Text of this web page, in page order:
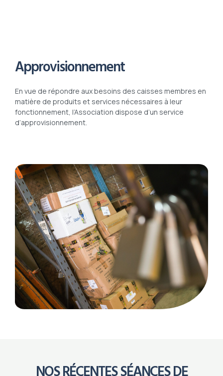
Approvisionnement
En vue de répondre aux besoins des caisses membres en
matière de produits et services nécessaires à leur
fonctionnement, l’Association dispose d’un service
d’approvisionnement.